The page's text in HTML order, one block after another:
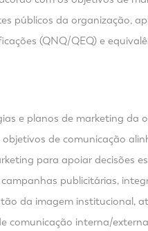
públicos da organização,
(QNQ/QEQ) e
e planos de marketing da
de comunicação
para apoiar decisões
publicitárias,
da imagem institucional,
comunicação interna/